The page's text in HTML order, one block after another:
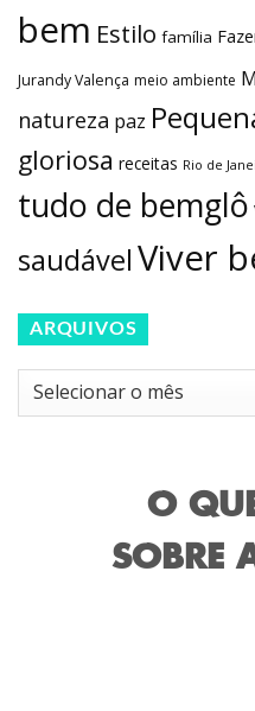
bem Estilo família
Jurandy Valença meio ambiente
natureza paz
gloriosa receitas Rio de
tudo de bemglô
saudávelViver
ARQUIVOS
Arquivos
O
SOBRE